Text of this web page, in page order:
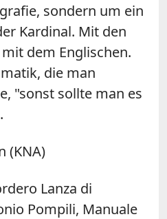
sondern um ein
Kardinal. Mit den
dem Englischen.
die man
"sonst sollte man es
(KNA)
Lanza di
Pompili, Manuale